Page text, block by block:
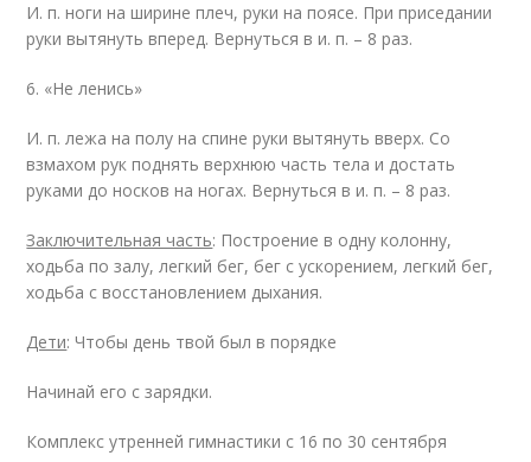
И. п. ноги на ширине плеч, руки на поясе. При приседании
руки вытянуть вперед. Вернуться в и. п. – 8 раз.
6. «Не ленись»
И. п. лежа на полу на спине руки вытянуть вверх. Со
взмахом рук поднять верхнюю часть тела и достать
руками до носков на ногах. Вернуться в и. п. – 8 раз.
Заключительная часть: Построение в одну колонну,
ходьба по залу, легкий бег, бег с ускорением, легкий бег,
ходьба с восстановлением дыхания.
Дети: Чтобы день твой был в порядке
Начинай его с зарядки.
Комплекс утренней гимнастики с 16 по 30 сентября